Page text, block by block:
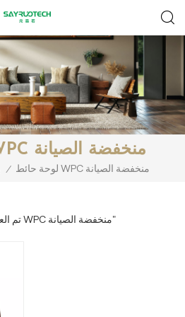
لوحة حائط WPC منخفضة الصيانة
/ لوحة حائط WPC منخفضة الصيانة
1 تم العثور على النتائج لـ "لوحة حائط WPC منخفضة الصيانة"